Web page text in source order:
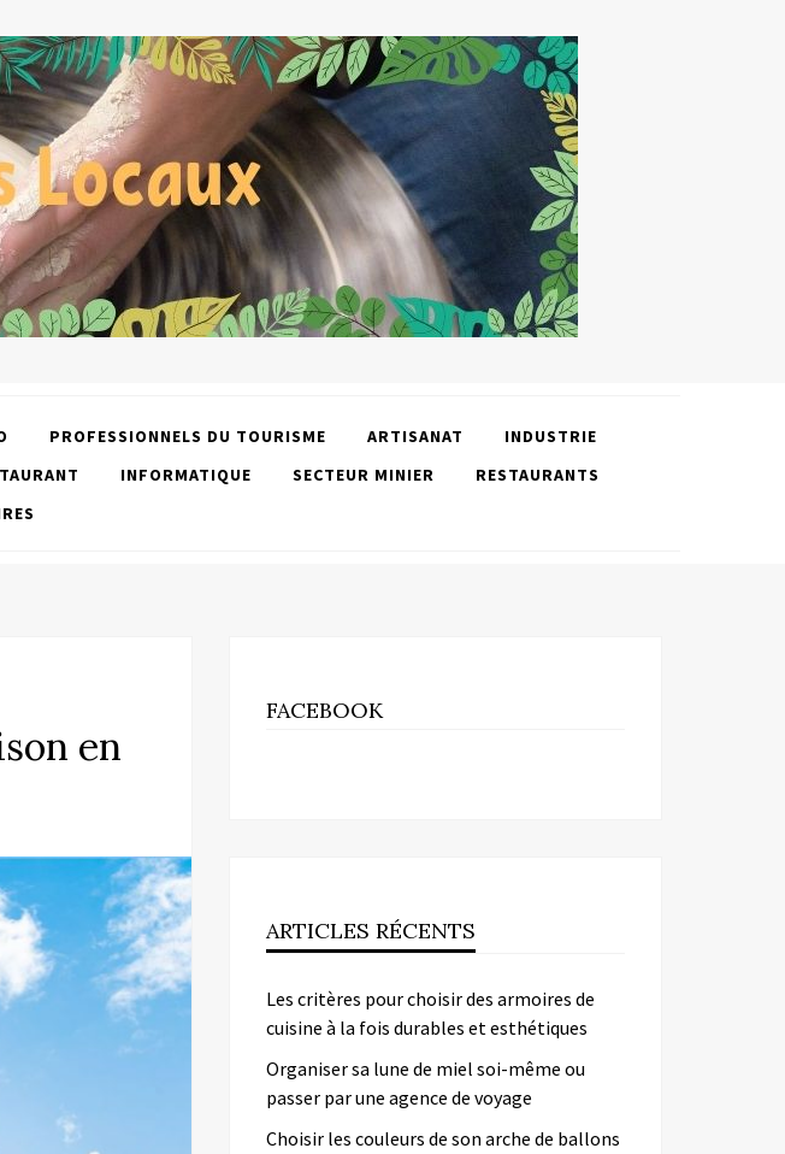
PROFESSIONNELS DU TOURISME ARTISANAT
INDUSTRIE
INFORMATIQUE SECTEUR MINIER
RESTAURANTS
en
FACEBOOK
ARTICLES RÉCENTS
Les critères pour choisir des armoires de
cuisine à la fois durables et esthétiques
Organiser sa lune de miel soi-même ou
passer par une agence de voyage
Choisir les couleurs de son arche de ballons